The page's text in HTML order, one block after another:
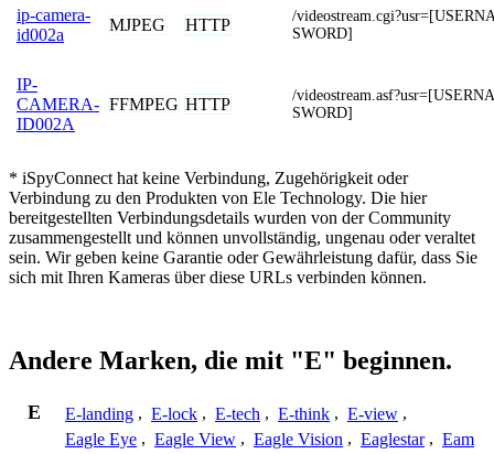
ip-camera-
id002a
MJPEG HTTP
/
SWORD]
IP-
CAMERA-
ID002A
FFMPEG HTTP
/
SWORD]
* iSpyConnect hat keine Verbindung, Zugehörigkeit oder
Verbindung zu den Produkten von Ele Technology. Die hier
bereitgestellten Verbindungsdetails wurden von der Community
zusammengestellt und können unvollständig, ungenau oder veraltet
sein. Wir geben keine Garantie oder Gewährleistung dafür, dass Sie
sich mit Ihren Kameras über diese URLs verbinden können.
Andere Marken, die mit "E" beginnen.
E E-landing , E-lock , E-tech , E-think , E-view ,
Eagle Eye , Eagle View , Eagle Vision , Eaglestar , Eam